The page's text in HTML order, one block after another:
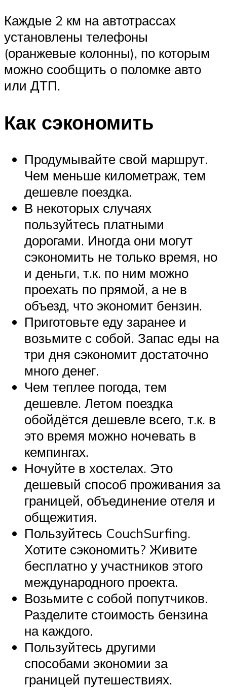
Каждые 2 км на автотрассах
установлены телефоны
(оранжевые колонны), по которым
можно сообщить о поломке авто
или ДТП.
Как сэкономить
Продумывайте свой маршрут.
Чем меньше километраж, тем
дешевле поездка.
В некоторых случаях
пользуйтесь платными
дорогами. Иногда они могут
сэкономить не только время, но
и деньги, т.к. по ним можно
проехать по прямой, а не в
объезд, что экономит бензин.
Приготовьте еду заранее и
возьмите с собой. Запас еды на
три дня сэкономит достаточно
много денег.
Чем теплее погода, тем
дешевле. Летом поездка
обойдётся дешевле всего, т.к. в
это время можно ночевать в
кемпингах.
Ночуйте в хостелах. Это
дешевый способ проживания за
границей, объединение отеля и
общежития.
Пользуйтесь CouchSurfing.
Хотите сэкономить? Живите
бесплатно у участников этого
международного проекта.
Возьмите с собой попутчиков.
Разделите стоимость бензина
на каждого.
Пользуйтесь другими
способами экономии за
границей путешествиях.